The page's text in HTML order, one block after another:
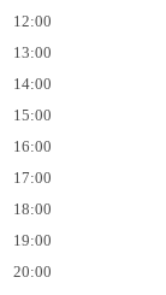
12:00
13:00
14:00
15:00
16:00
17:00
18:00
19:00
20:00